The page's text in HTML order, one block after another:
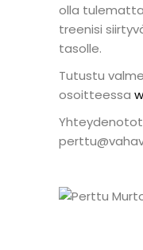
olla
treenisi
tasolle.
Tutustu
osoitteessa